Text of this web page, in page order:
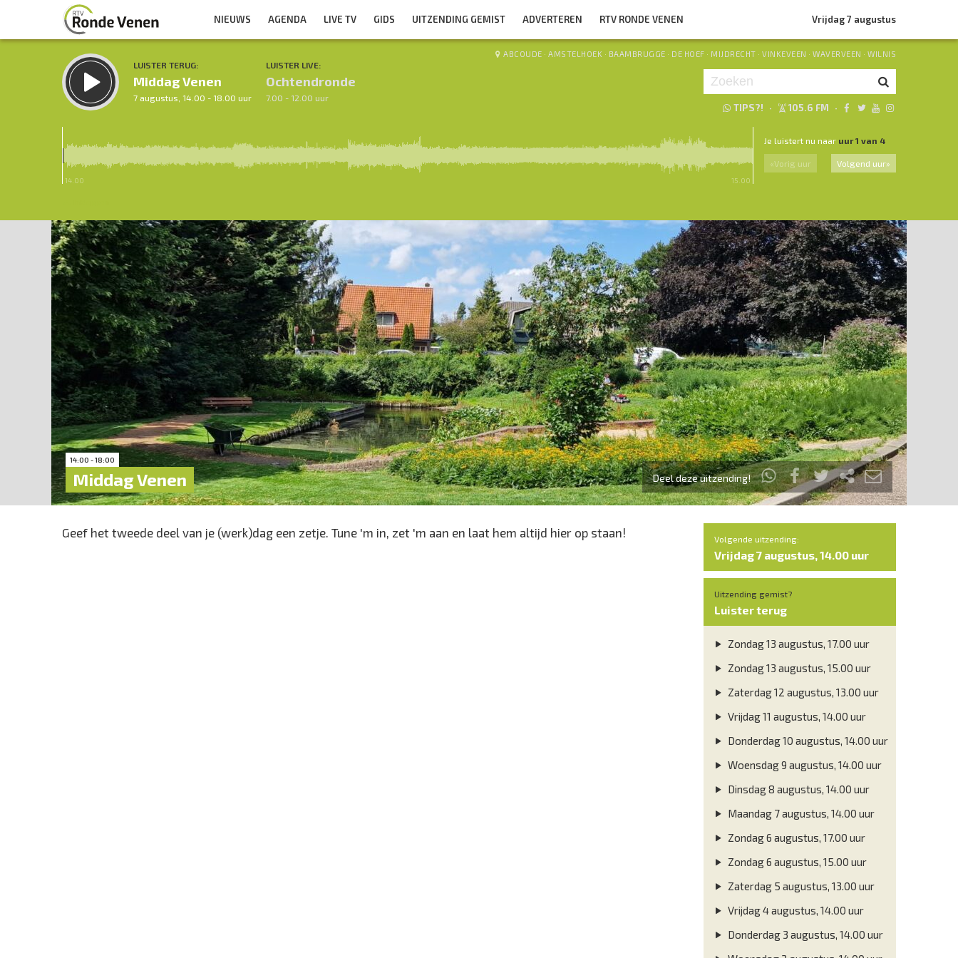
NIEUWS AGENDA LIVE TV GIDS UITZENDING GEMIST ADVERTEREN RTV RONDE VENEN Vrijdag 7 augustus
LUISTER TERUG:
Middag Venen
7 augustus, 14.00 - 18.00 uur
LUISTER LIVE:
Ochtendronde
7.00 - 12.00 uur
ABCOUDE · AMSTELHOEK · BAAMBRUGGE · DE HOEF · MIJDRECHT · VINKEVEEN · WAVERVEEN · WILNIS
TIPS?! · 105.6 FM ·
14.00 15.00
Je luistert nu naar uur 1 van 4
«Vorig uur Volgend uur»
14:00 - 18:00
Middag Venen Deel deze uitzending!
Geef het tweede deel van je (werk)dag een zetje. Tune 'm in, zet 'm aan en laat hem altijd hier op staan! Volgende uitzending:
Vrijdag 7 augustus, 14.00 uur
Uitzending gemist?
Luister terug
Zondag 13 augustus, 17.00 uur
Zondag 13 augustus, 15.00 uur
Zaterdag 12 augustus, 13.00 uur
Vrijdag 11 augustus, 14.00 uur
Donderdag 10 augustus, 14.00 uur
Woensdag 9 augustus, 14.00 uur
Dinsdag 8 augustus, 14.00 uur
Maandag 7 augustus, 14.00 uur
Zondag 6 augustus, 17.00 uur
Zondag 6 augustus, 15.00 uur
Zaterdag 5 augustus, 13.00 uur
Vrijdag 4 augustus, 14.00 uur
Donderdag 3 augustus, 14.00 uur